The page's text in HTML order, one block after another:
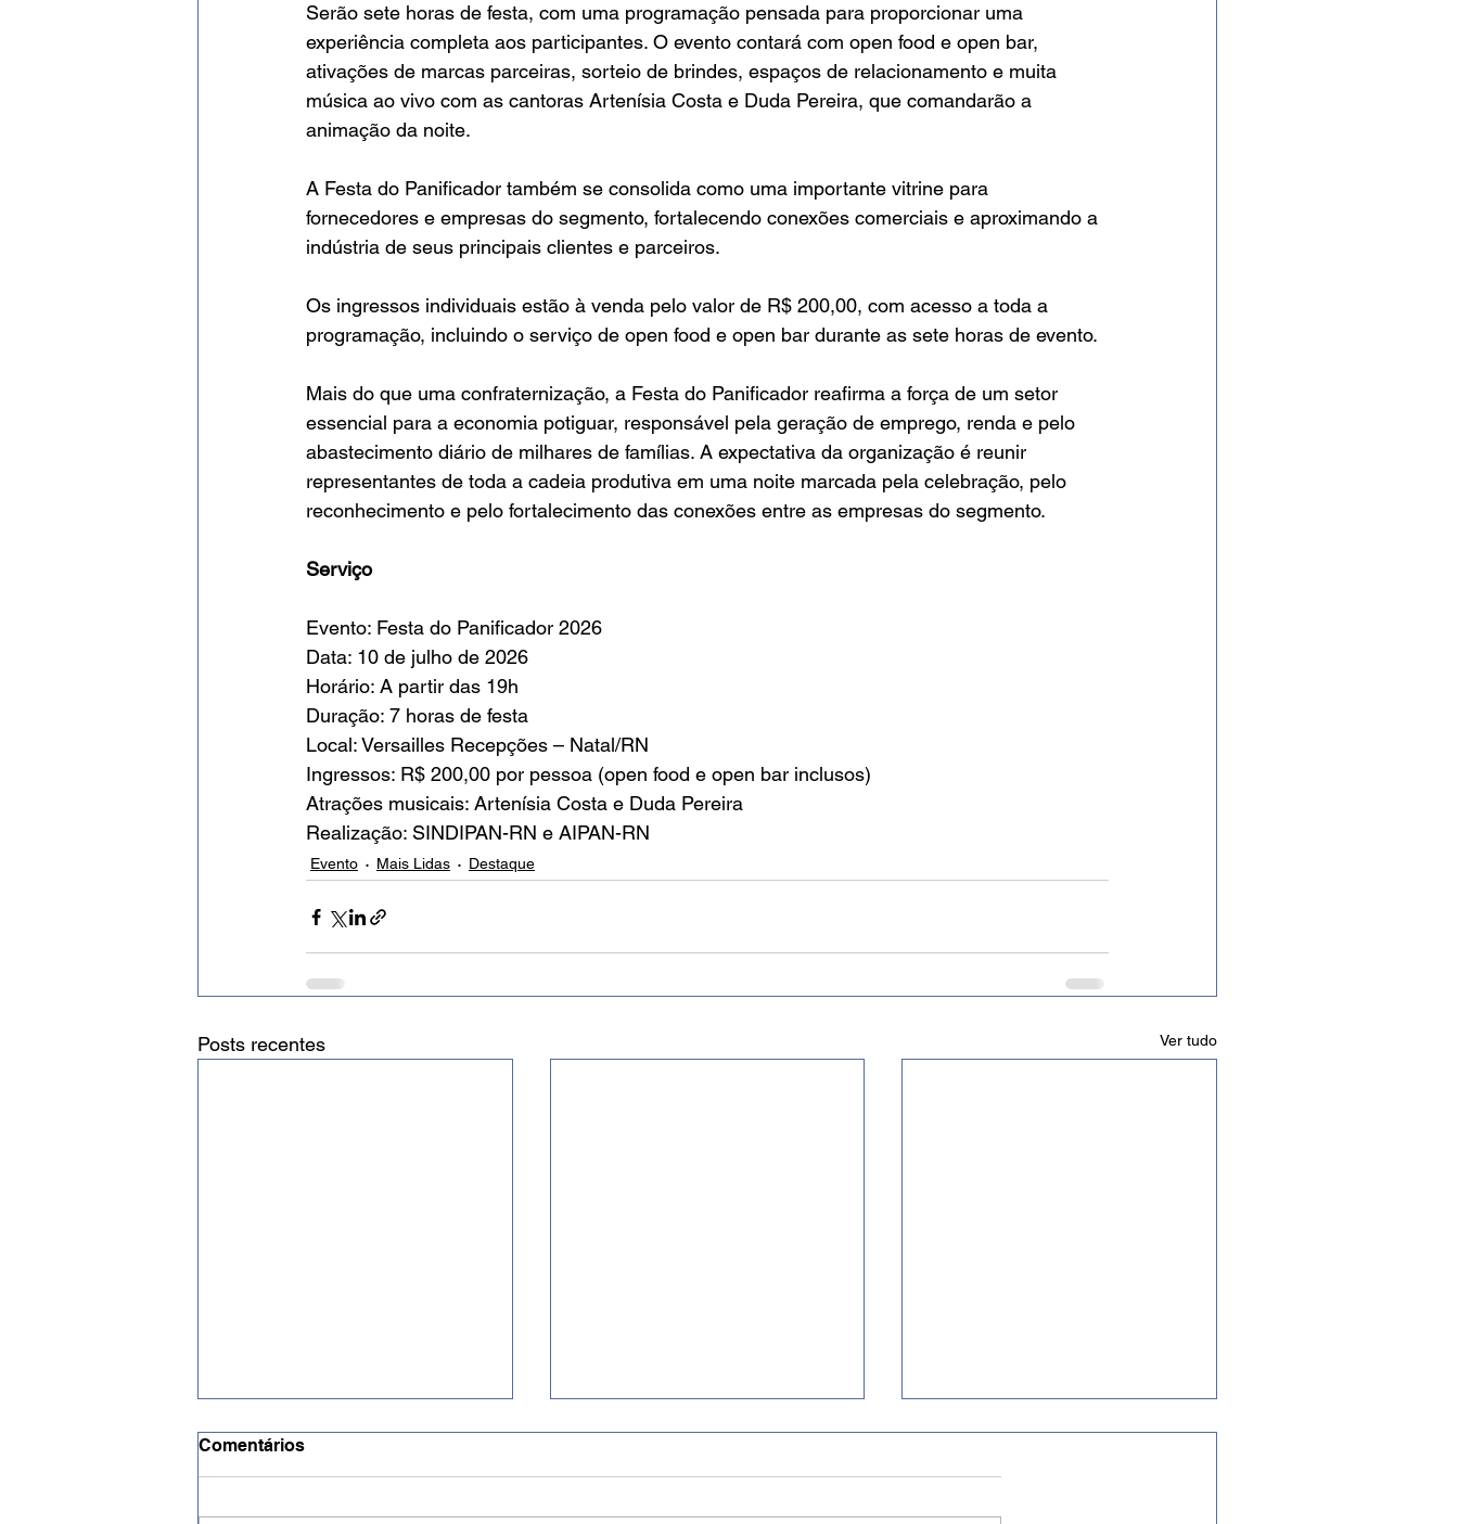
Serão sete horas de festa, com uma programação pensada para proporcionar uma
experiência completa aos participantes. O evento contará com open food e open bar,
ativações de marcas parceiras, sorteio de brindes, espaços de relacionamento e muita
música ao vivo com as cantoras Artenísia Costa e Duda Pereira, que comandarão a
animação da noite.
A Festa do Panificador também se consolida como uma importante vitrine para
fornecedores e empresas do segmento, fortalecendo conexões comerciais e aproximando a
indústria de seus principais clientes e parceiros.
Os ingressos individuais estão à venda pelo valor de R$ 200,00, com acesso a toda a
programação, incluindo o serviço de open food e open bar durante as sete horas de evento.
Mais do que uma confraternização, a Festa do Panificador reafirma a força de um setor
essencial para a economia potiguar, responsável pela geração de emprego, renda e pelo
abastecimento diário de milhares de famílias. A expectativa da organização é reunir
representantes de toda a cadeia produtiva em uma noite marcada pela celebração, pelo
reconhecimento e pelo fortalecimento das conexões entre as empresas do segmento.
Serviço
Evento: Festa do Panificador 2026
Data: 10 de julho de 2026
Horário: A partir das 19h
Duração: 7 horas de festa
Local: Versailles Recepções – Natal/RN
Ingressos: R$ 200,00 por pessoa (open food e open bar inclusos)
Atrações musicais: Artenísia Costa e Duda Pereira
Realização: SINDIPAN-RN e AIPAN-RN
Evento Mais Lidas Destaque
Posts recentes Ver tudo
Comentários